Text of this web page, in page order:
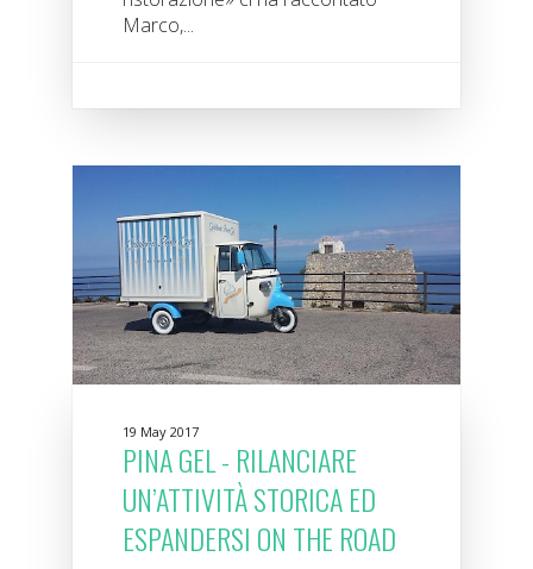
Marco,...
19 May 2017
PINA GEL - RILANCIARE
UN’ATTIVITÀ STORICA ED
ESPANDERSI ON THE ROAD